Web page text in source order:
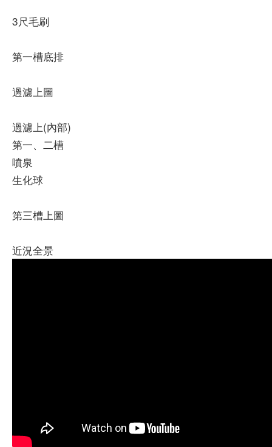
3尺毛刷
第一槽底排
過濾上圖
過濾上(內部)
第一、二槽
噴泉
生化球
第三槽上圖
近況全景